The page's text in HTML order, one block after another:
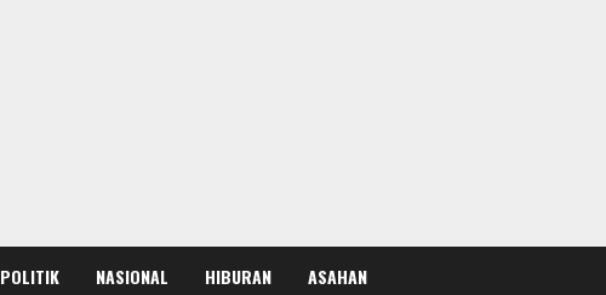
POLITIK NASIONAL HIBURAN ASAHAN